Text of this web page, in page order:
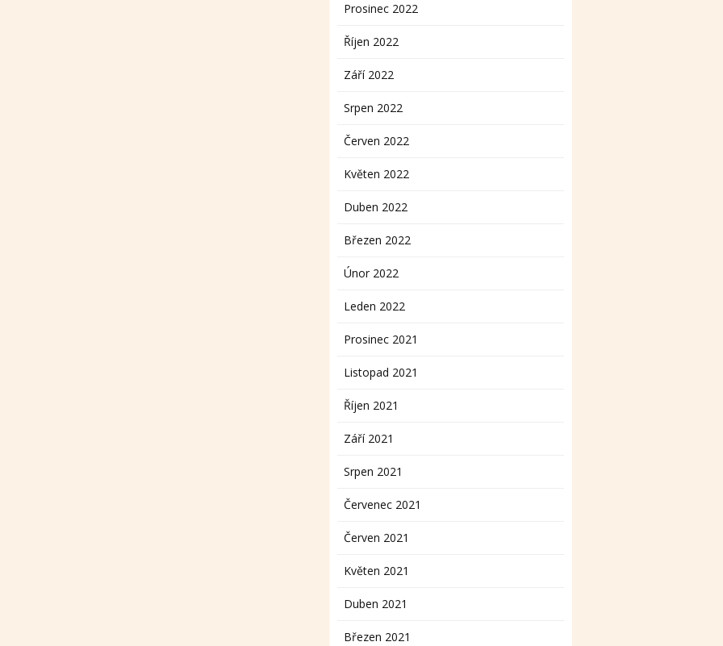
Prosinec 2022
Říjen 2022
Září 2022
Srpen 2022
Červen 2022
Květen 2022
Duben 2022
Březen 2022
Únor 2022
Leden 2022
Prosinec 2021
Listopad 2021
Říjen 2021
Září 2021
Srpen 2021
Červenec 2021
Červen 2021
Květen 2021
Duben 2021
Březen 2021